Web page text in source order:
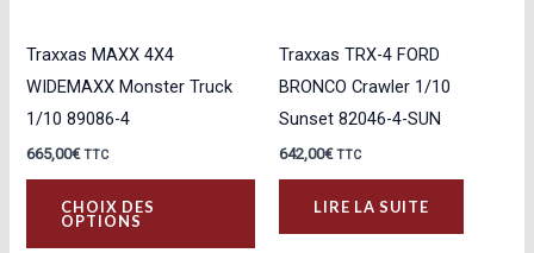
Traxxas MAXX 4X4
WIDEMAXX Monster Truck
1/10 89086-4
665,00€ TTC
CHOIX DES
OPTIONS
Ce
Traxxas TRX-4 FORD
BRONCO Crawler 1/10
Sunset 82046-4-SUN
642,00€ TTC
LIRE LA SUITE